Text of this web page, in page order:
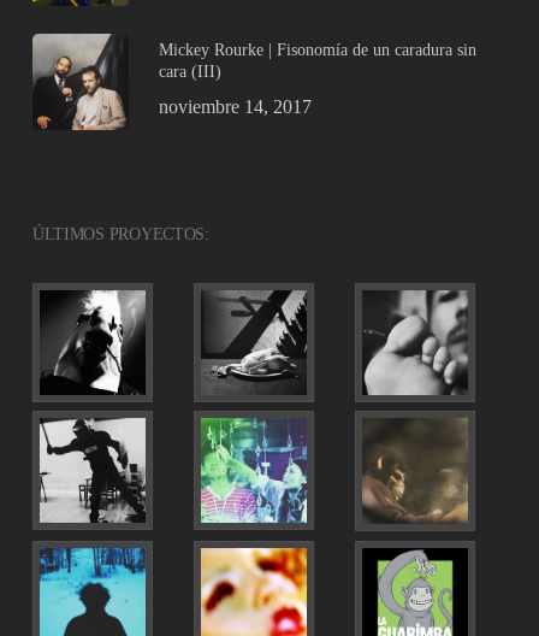
Mickey Rourke | Fisonomía de un caradura sin
cara (III)
noviembre 14, 2017
ÚLTIMOS PROYECTOS: